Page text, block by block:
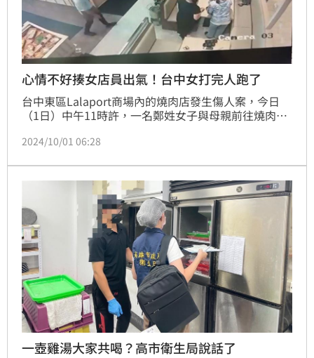
心情不好揍女店員出氣！台中女打完人跑了
台中東區Lalaport商場內的燒肉店發生傷人案，今日
（1日）中午11時許，一名鄭姓女子與母親前往燒肉店
在地，造成女店員眼睛、手肘、膝蓋受傷，但鄭女犯案
案，警方依法偵辦中。
2024/10/01 06:28
一壺雞湯大家共喝？高市衛生局說話了